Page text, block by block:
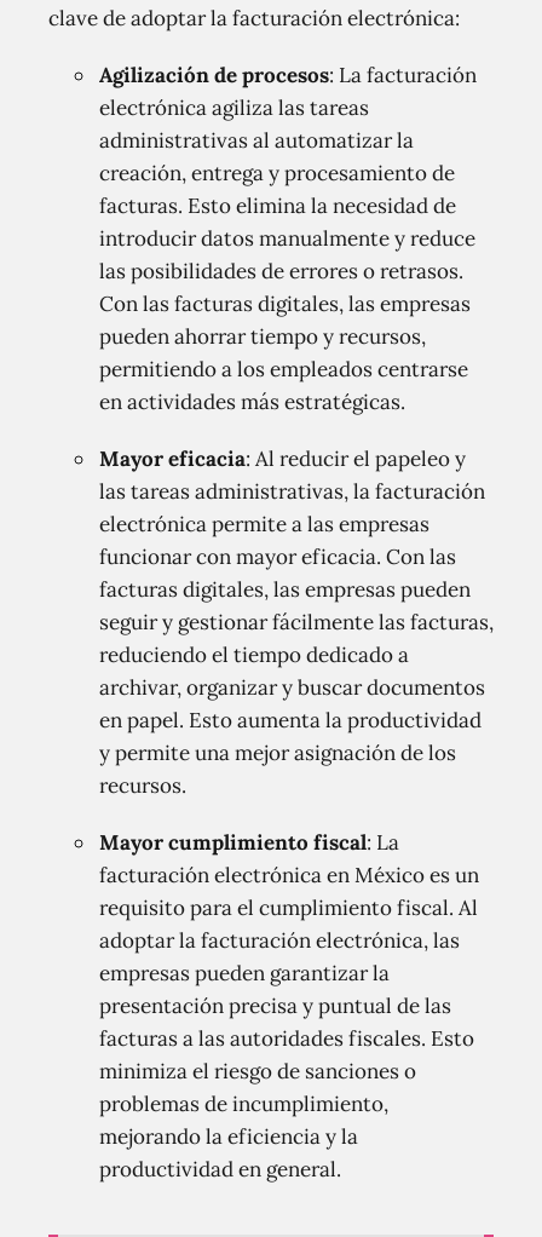
clave de adoptar la facturación electrónica:
Agilización de procesos: La facturación
electrónica agiliza las tareas
administrativas al automatizar la
creación, entrega y procesamiento de
facturas. Esto elimina la necesidad de
introducir datos manualmente y reduce
las posibilidades de errores o retrasos.
Con las facturas digitales, las empresas
pueden ahorrar tiempo y recursos,
permitiendo a los empleados centrarse
en actividades más estratégicas.
Mayor eficacia: Al reducir el papeleo y
las tareas administrativas, la facturación
electrónica permite a las empresas
funcionar con mayor eficacia. Con las
facturas digitales, las empresas pueden
seguir y gestionar fácilmente las facturas,
reduciendo el tiempo dedicado a
archivar, organizar y buscar documentos
en papel. Esto aumenta la productividad
y permite una mejor asignación de los
recursos.
Mayor cumplimiento fiscal: La
facturación electrónica en México es un
requisito para el cumplimiento fiscal. Al
adoptar la facturación electrónica, las
empresas pueden garantizar la
presentación precisa y puntual de las
facturas a las autoridades fiscales. Esto
minimiza el riesgo de sanciones o
problemas de incumplimiento,
mejorando la eficiencia y la
productividad en general.